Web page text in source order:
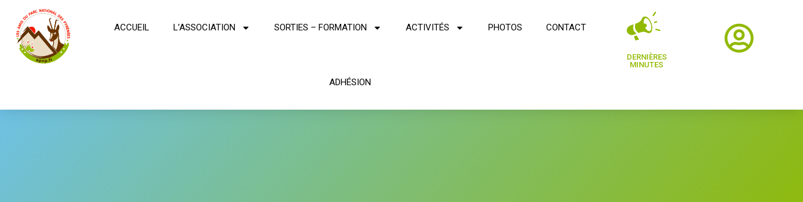
ACCUEIL L’ASSOCIATION SORTIES – FORMATION ACTIVITÉS PHOTOS CONTACT
ADHÉSION
DERNIÈRES
MINUTES